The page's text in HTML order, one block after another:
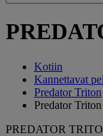
Kotiin
Kannettavat
Predator Triton
Predator
PREDATOR